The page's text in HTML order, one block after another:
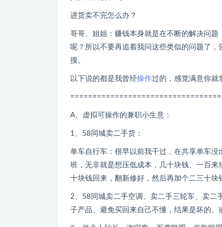
进货卖不完怎么办？
哥哥、姐姐：赚钱本身就是在不断的解决问
呢？所以不要再追着我问这些类似的问题了
搜。
以下说的都是我曾经操作过的，感觉满意你就
A、虚拟可操作的兼职小生意：
1、58同城卖二手货：
单车自行车：很早以前我干过，在共享单车
班，无非就是想压低成本，几十块钱、一百
十块钱回来，翻新修好，然后再加个二三十块
2、58同城卖二手空调、卖二手三轮车、卖二
子产品、避免买回来自己不懂，结果是坏的、